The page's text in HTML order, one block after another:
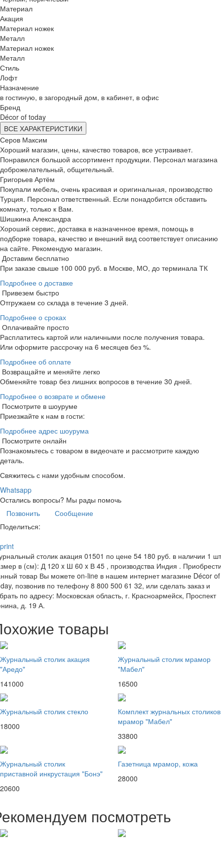
Материал
Акация
Материал ножек
Металл
Материал ножек
Металл
Стиль
Лофт
Назначение
в гостиную, в загородный дом, в кабинет, в офис
Бренд
Décor of today
ВСЕ ХАРАКТЕРИСТИКИ
Серов Максим
Хороший магазин, цены, качество товаров, все устраивает.
Понравился большой ассортимент продукции. Персонал магазина
доброжелательный, общительный.
Григорьев Артём
Покупали мебель, очень красивая и оригинальная, производство
Турция. Персонал ответственный. Если понадобится обставить
комнату, только к Вам.
Шишкина Александра
Хороший сервис, доставка в назначенное время, помощь в
подборке товара, качество и внешний вид соответствует описанию
на сайте. Рекомендую магазин.
Доставим бесплатно
При заказе свыше 100 000 руб. в Москве, МО, до терминала ТК
Подробнее о доставке
Привезем быстро
Отгружаем со склада в течение 3 дней.
Подробнее о сроках
Оплачивайте просто
Расплатитесь картой или наличными после получения товара.
Или оформите рассрочку на 6 месяцев без %.
Подробнее об оплате
Возвращайте и меняйте легко
Обменяйте товар без лишних вопросов в течение 30 дней.
Подробнее о возврате и обмене
Посмотрите в шоуруме
Приезжайте к нам в гости:
Подробнее адрес шоурума
Посмотрите онлайн
Познакомьтесь с товаром в видеочате и рассмотрите каждую
деталь.
Свяжитесь с нами удобным способом.
Whatsapp
Остались вопросы? Мы рады помочь
Позвонить
Сообщение
Поделиться:
print
столик акация 01501 по цене 54 180 руб. в наличии 1
в (см): Д 120 x Ш 60 x В 45 , производства Индия .
товар Вы можете on-line в нашем интернет магазине Décor of
позвонив по телефону 8 800 500 61 32, или сделать заказ и
по адресу: Московская область, г. Красноармейск, Проспект
д. 19 А.
товары
Журнальный столик акация
"Аредо"
141000
Журнальный столик мрамор
"Мабел"
16500
Журнальный столик стекло
18000
Комплект журнальных столиков
мрамор "Мабел"
33800
Журнальный столик
приставной инкрустация "Бонэ"
20600
Газетница мрамор, кожа
28000
посмотреть